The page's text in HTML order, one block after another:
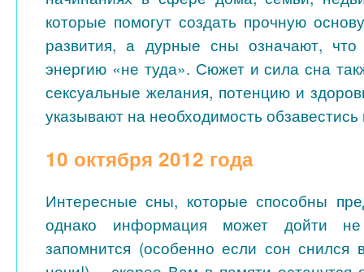
которые помогут создать прочную
развития, а дурные сны означают,
энергию «не туда». Сюжет и сила сна
сексуальные желания, потенцию и
указывают на необходимость
10 октября 2012 года
Интересные сны, которые способны
однако информация может дойти
запомнится (особенно если сон снился